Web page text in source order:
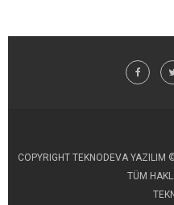
COPYRIGHT TEKNODEVA YAZILIM
TÜM